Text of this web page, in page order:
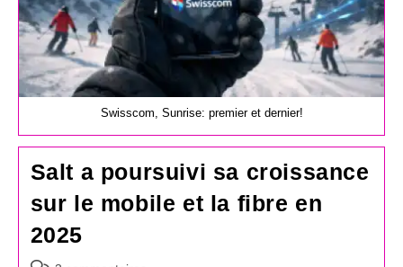
Swisscom, Sunrise: premier et dernier!
Salt a poursuivi sa croissance
sur le mobile et la fibre en
2025